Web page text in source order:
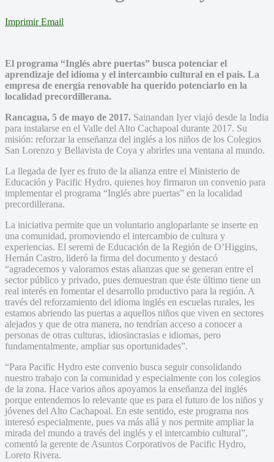
Imprimir Email
El programa “Inglés abre puertas” busca potenciar el
aprendizaje del idioma y el intercambio cultural en el país. La
empresa de energía renovable ha querido potenciarlo en la
localidad precordillerana.
Rancagua, 5 de mayo de 2017. Sainandan Iyer viajó desde la India
para instalarse en el Valle del Alto Cachapoal durante 2017. Su
misión: reforzar la enseñanza del inglés a los niños de los Colegios
San Lorenzo y Bellavista de Coya y abrirles una ventana al mundo.
La llegada de Iyer es fruto de la alianza entre el Ministerio de
Educación y Pacific Hydro, quienes hoy firmaron un convenio para
implementar el programa “Inglés abre puertas” en la localidad
precordillerana.
La iniciativa permite que un voluntario angloparlante se inserte en
una comunidad, promoviendo el intercambio de cultura y
experiencias. El seremi de Educación de la Región de O’Higgins,
Hernán Castro, lideró la firma del documento y destacó
“agradecemos y valoramos estas alianzas que se generan entre el
sector público y privado, pues demuestran que éste último tiene un
real interés en fomentar el desarrollo productivo para la región. A
través del reforzamiento del idioma inglés en escuelas rurales, les
estamos abriendo las puertas a aquellos niños que viven en sectores
alejados y que de otra manera, no tendrían acceso a conocer a
personas de otras culturas, idiosincrasias e idiomas, pero
fundamentalmente, ampliar sus oportunidades”.
“Para Pacific Hydro este convenio busca seguir consolidando
nuestro trabajo con la comunidad y especialmente con los colegios
de la zona. Hace varios años apoyamos la enseñanza del inglés
porque entendemos lo relevante que es para el futuro de los niños y
jóvenes del Alto Cachapoal. En este sentido, este programa nos
interesó especialmente, pues va más allá y nos permite ampliar la
mirada del mundo a través del inglés y el intercambio cultural”,
comentó la gerente de Asuntos Corporativos de Pacific Hydro,
Loreto Rivera.